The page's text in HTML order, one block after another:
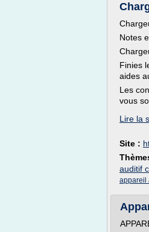
Notes
Finies
aides
Les
vous
Lire la
Site :
auditif
appareil